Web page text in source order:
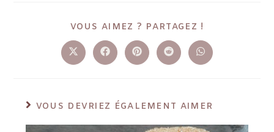
VOUS AIMEZ ? PARTAGEZ !
VOUS DEVRIEZ ÉGALEMENT AIMER